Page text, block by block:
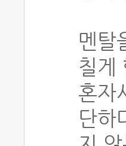
멘탈
칠게
혼자
단하